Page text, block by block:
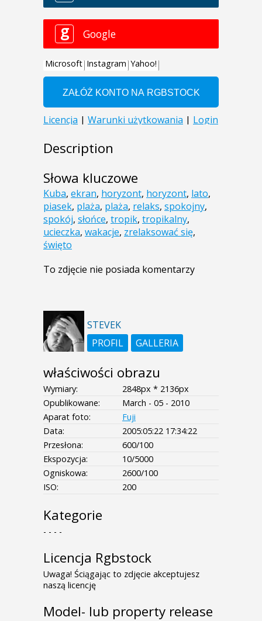
Description
Słowa kluczowe
Kuba, ekran, horyzont, horyzont, lato,
piasek, plaża, plaża, relaks, spokojny,
spokój, słońce, tropik, tropikalny,
ucieczka, wakacje, zrelaksować się,
święto
To zdjęcie nie posiada komentarzy
STEVEK
PROFIL
GALLERIA
właściwości obrazu
Wymiary:
2848px * 2136px
Opublikowane:
March - 05 - 2010
Aparat foto:
Fuji
Data:
2005:05:22 17:34:22
Przesłona:
600/100
Ekspozycja:
10/5000
Ogniskowa:
2600/100
ISO:
200
Kategorie
- - - -
Licencja Rgbstock
Uwaga! Ściągając to zdjęcie akceptujesz
naszą licencję
Model- lub property release